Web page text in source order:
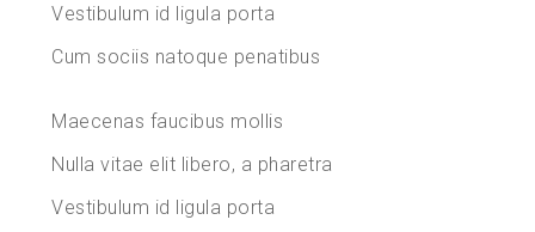
Vestibulum id ligula porta
Cum sociis natoque penatibus
Maecenas faucibus mollis
Nulla vitae elit libero, a pharetra
Vestibulum id ligula porta